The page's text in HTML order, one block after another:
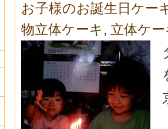
お子様のお誕生日ケー
物立体ケーキ , 立体ケ